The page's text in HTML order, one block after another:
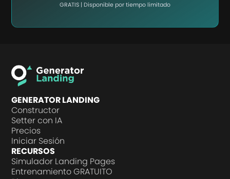
GRATIS | Disponible por tiempo limitado
GENERATOR LANDING
Constructor
Setter con IA
Precios
Iniciar Sesión
RECURSOS
Simulador Landing Pages
Entrenamiento GRATUITO